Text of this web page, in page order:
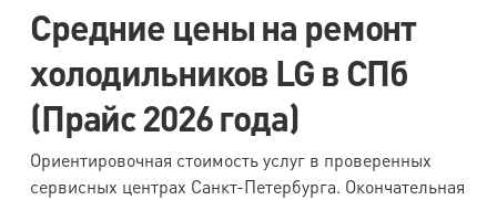
Средние цены на ремонт
холодильников LG в СПб
(Прайс 2026 года)
Ориентировочная стоимость услуг в проверенных
сервисных центрах Санкт-Петербурга. Окончательная